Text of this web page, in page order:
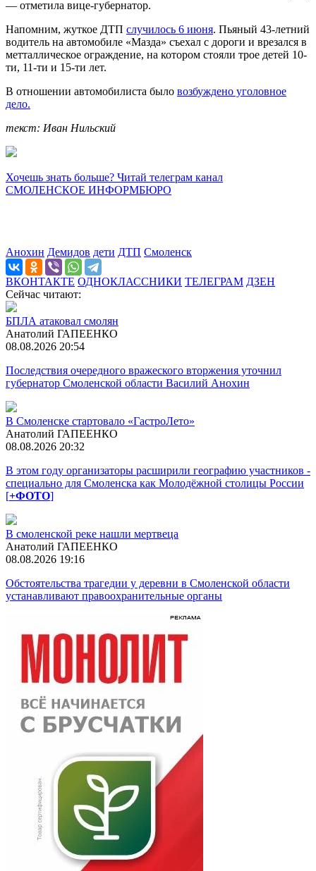
— отметила вице-губернатор.
Напомним, жуткое ДТП случилось 6 июня. Пьяный 43-летний
водитель на автомобиле «Мазда» съехал с дороги и врезался в
метталлическое ограждение, на котором стояли трое детей 10-
ти, 11-ти и 15-ти лет.
В отношении автомобилиста было возбуждено уголовное
дело.
текст: Иван Нильский
Хочешь знать больше? Читай телеграм канал
СМОЛЕНСКОЕ ИНФОРМБЮРО
Анохин Демидов дети ДТП Смоленск
ВКОНТАКТЕ ОДНОКЛАССНИКИ ТЕЛЕГРАМ ДЗЕН
Сейчас читают:
БПЛА атаковал смолян
Анатолий ГАПЕЕНКО
08.08.2026 20:54
Последствия очередного вражеского вторжения уточнил
губернатор Смоленской области Василий Анохин
В Смоленске стартовало «ГастроЛето»
Анатолий ГАПЕЕНКО
08.08.2026 20:32
В этом году организаторы расширили географию участников -
специально для Смоленска как Молодёжной столицы России
[+ФОТО]
В смоленской реке нашли мертвеца
Анатолий ГАПЕЕНКО
08.08.2026 19:16
Обстоятельства трагедии у деревни в Смоленской области
устанавливают правоохранительные органы